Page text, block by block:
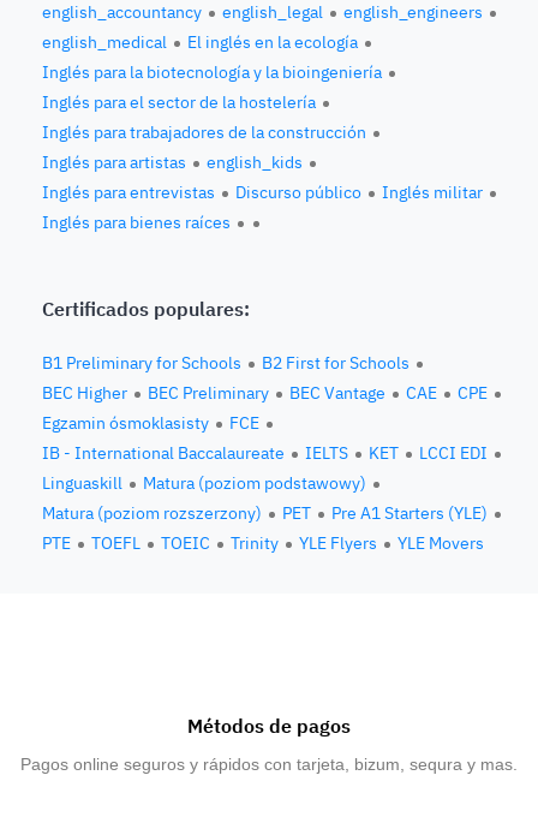
english_accountancy english_legal
english_engineers
english_medical
El inglés en la ecología
Inglés para la biotecnología y la bioingeniería
Inglés para el sector de la hostelería
Inglés para trabajadores de la construcción
Inglés para artistas
english_kids
Inglés para entrevistas
Discurso público
Inglés militar
Inglés para bienes raíces
Certificados populares:
B1 Preliminary for Schools
B2 First for Schools
BEC Higher
BEC Preliminary BEC Vantage CAE
CPE
Egzamin ósmoklasisty
FCE
IB - International Baccalaureate
IELTS KET
LCCI EDI
Linguaskill
Matura (poziom podstawowy)
Matura (poziom rozszerzony)
PET
Pre A1 Starters (YLE)
PTE
TOEFL TOEIC Trinity YLE Flyers YLE Movers
Métodos de pagos
Pagos online seguros y rápidos con tarjeta, bizum, sequra y mas.